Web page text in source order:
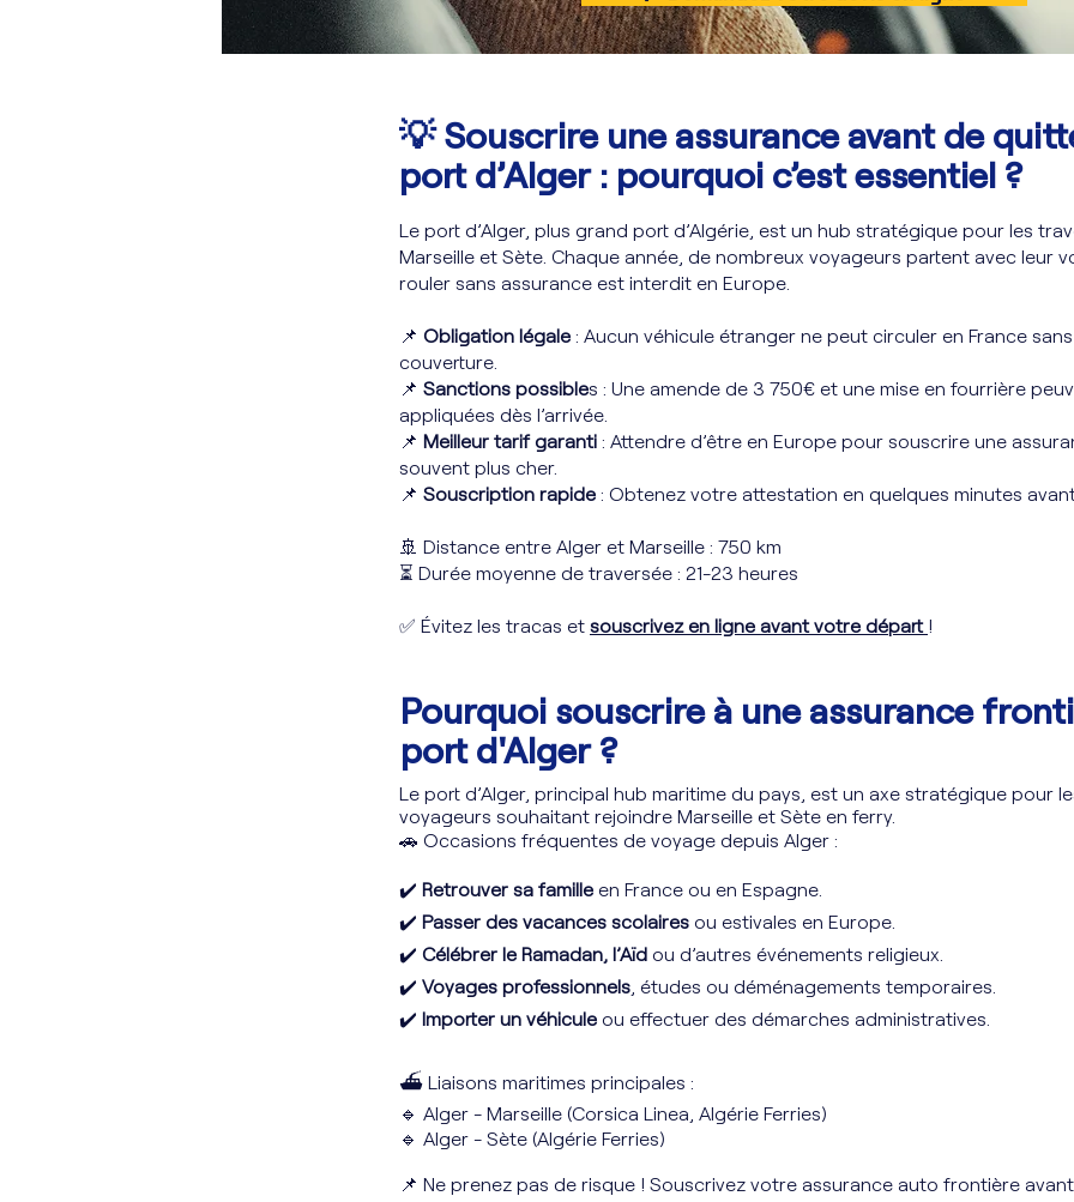
💡 Souscrire une assurance avant de
port d’Alger : pourquoi c’est essentiel ?
Le port d’Alger, plus grand port d’Algérie, est un hub stratégique pour les
Marseille et Sète. Chaque année, de nombreux voyageurs partent avec leur
rouler sans assurance est interdit en Europe.
📌 Obligation légale : Aucun véhicule étranger ne peut circuler en France sans
couverture.
📌 Sanctions possibles : Une amende de 3 750€ et une mise en fourrière
appliquées dès l’arrivée.
📌 Meilleur tarif garanti : Attendre d’être en Europe pour souscrire une
souvent plus cher.
📌 Souscription rapide : Obtenez votre attestation en quelques minutes
🚢 Distance entre Alger et Marseille : 750 km
⏳ Durée moyenne de traversée : 21-23 heures
✅ Évitez les tracas et souscrivez en ligne avant votre départ !
Pourquoi souscrire à une assurance
port d'Alger ?
Le port d’Alger, principal hub maritime du pays, est un axe stratégique pour
voyageurs souhaitant rejoindre Marseille et Sète en ferry.
🚗 Occasions fréquentes de voyage depuis Alger :
✔️ Retrouver sa famille en France ou en Espagne.
✔️ Passer des vacances scolaires ou estivales en Europe.
✔️ Célébrer le Ramadan, l’Aïd ou d’autres événements religieux.
✔️ Voyages professionnels , études ou déménagements temporaires.
✔️ Importer un véhicule ou effectuer des démarches administratives.
⛴ Liaisons maritimes principales :
🔹 Alger - Marseille (Corsica Linea, Algérie Ferries)
🔹 Alger - Sète (Algérie Ferries)
📌 Ne prenez pas de risque ! Souscrivez votre assurance auto frontière